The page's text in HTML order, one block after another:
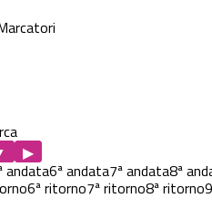
▶
andata6ª andata7ª andata8ª
6ª ritorno7ª ritorno8ª ritorno